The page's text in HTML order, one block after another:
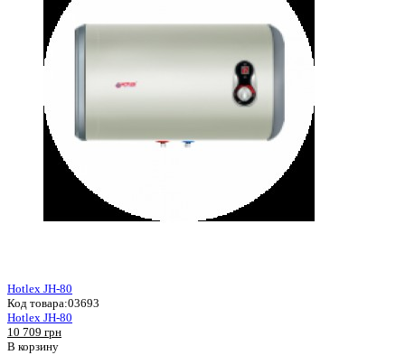
Hotlex JH-80
Код товара:03693
Hotlex JH-80
10 709 грн
В корзину